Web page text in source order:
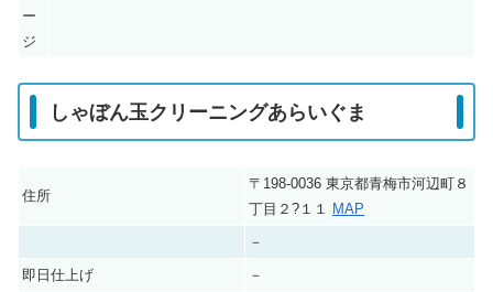
ー
ジ
しゃぼん玉クリーニングあらいぐま
住所
〒198-0036 東京都青梅市河辺町８
丁目２?１１ MAP
－
即日仕上げ
－